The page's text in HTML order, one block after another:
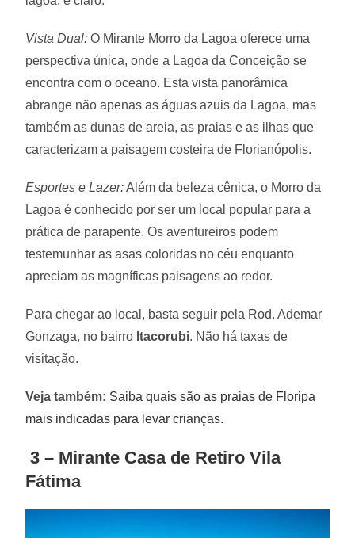
Vista Dual: O Mirante Morro da Lagoa oferece uma
perspectiva única, onde a Lagoa da Conceição se
encontra com o oceano. Esta vista panorâmica
abrange não apenas as águas azuis da Lagoa, mas
também as dunas de areia, as praias e as ilhas que
caracterizam a paisagem costeira de Florianópolis.
Esportes e Lazer:Além da beleza cênica, o Morro da
Lagoa é conhecido por ser um local popular para a
prática de parapente. Os aventureiros podem
testemunhar as asas coloridas no céu enquanto
apreciam as magníficas paisagens ao redor.
Para chegar ao local, basta seguir pela Rod. Ademar
Gonzaga, no bairro Itacorubi. Não há taxas de
visitação.
Veja também: Saiba quais são as praias de Floripa
mais indicadas para levar crianças.
3 – Mirante Casa de Retiro Vila
Fátima